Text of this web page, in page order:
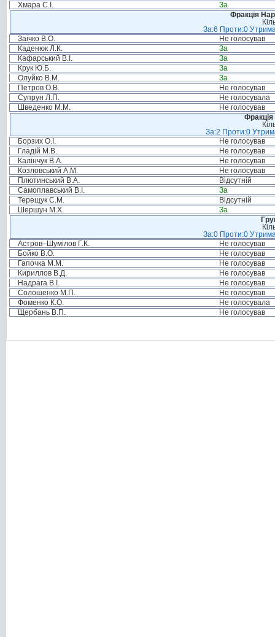
Хмара С.І.
За
Фракція
За:6 Проти:0
Заічко В.О.
Не голосував
Каденюк Л.К.
За
Кафарський В.І.
За
Крук Ю.Б.
За
Олуйко В.М.
За
Петров О.В.
Не голосував
Супрун Л.П.
Не голосувала
Шведенко М.М.
Не голосував
Фракція
За:2 Проти:0
Борзих О.І.
Не голосував
Гладій М.В.
Не голосував
Калінчук В.А.
Не голосував
Козловський А.М.
Не голосував
Плютинський В.А.
Відсутній
Самоплавський В.І.
За
Терещук С.М.
Відсутній
Шершун М.Х.
За
За:0 Проти:0
Астров–Шумілов Г.К.
Не голосував
Бойко В.О.
Не голосував
Гапочка М.М.
Не голосував
Кириллов В.Д.
Не голосував
Надрага В.І.
Не голосував
Солошенко М.П.
Не голосував
Фоменко К.О.
Не голосувала
Щербань В.П.
Не голосував